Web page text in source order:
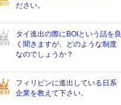
ださい。
タイ進出の際にBOIという話を良
く聞きますが、どのような制度
なのでしょうか？
フィリピンに進出している日系
企業を教えて下さい。